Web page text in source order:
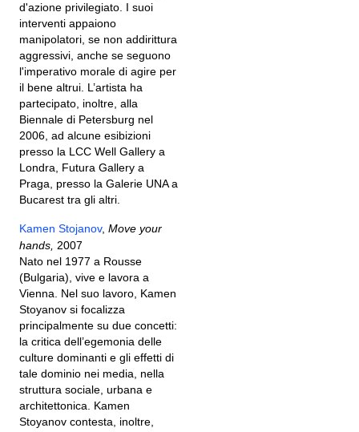
d'azione privilegiato. I suoi
interventi appaiono
manipolatori, se non addirittura
aggressivi, anche se seguono
l'imperativo morale di agire per
il bene altrui. L’artista ha
partecipato, inoltre, alla
Biennale di Petersburg nel
2006, ad alcune esibizioni
presso la LCC Well Gallery a
Londra, Futura Gallery a
Praga, presso la Galerie UNA a
Bucarest tra gli altri.
Kamen Stojanov, Move your
hands, 2007
Nato nel 1977 a Rousse
(Bulgaria), vive e lavora a
Vienna. Nel suo lavoro, Kamen
Stoyanov si focalizza
principalmente su due concetti:
la critica dell’egemonia delle
culture dominanti e gli effetti di
tale dominio nei media, nella
struttura sociale, urbana e
architettonica. Kamen
Stoyanov contesta, inoltre,